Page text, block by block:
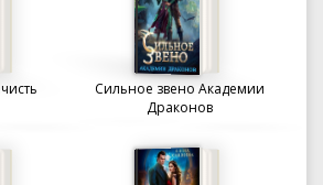
Сильное звено Академии
Драконов